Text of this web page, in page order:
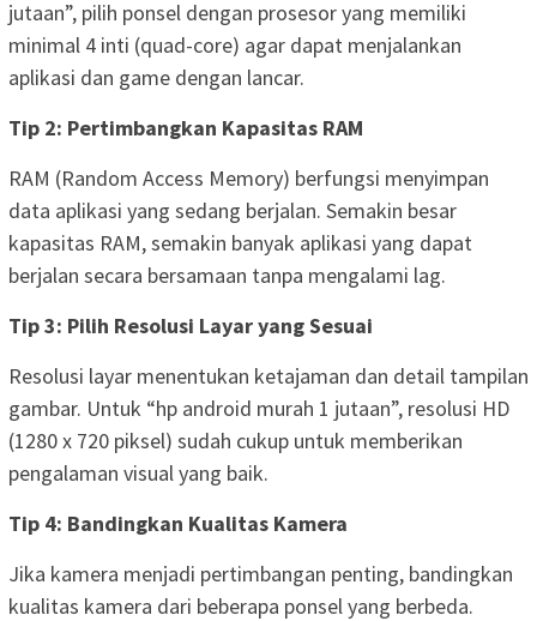
jutaan”, pilih ponsel dengan prosesor yang memiliki
minimal 4 inti (quad-core) agar dapat menjalankan
aplikasi dan game dengan lancar.
Tip 2: Pertimbangkan Kapasitas RAM
RAM (Random Access Memory) berfungsi menyimpan
data aplikasi yang sedang berjalan. Semakin besar
kapasitas RAM, semakin banyak aplikasi yang dapat
berjalan secara bersamaan tanpa mengalami lag.
Tip 3: Pilih Resolusi Layar yang Sesuai
Resolusi layar menentukan ketajaman dan detail tampilan
gambar. Untuk “hp android murah 1 jutaan”, resolusi HD
(1280 x 720 piksel) sudah cukup untuk memberikan
pengalaman visual yang baik.
Tip 4: Bandingkan Kualitas Kamera
Jika kamera menjadi pertimbangan penting, bandingkan
kualitas kamera dari beberapa ponsel yang berbeda.